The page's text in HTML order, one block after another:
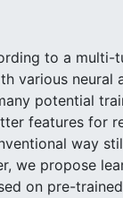
to a multi-
various neural
potential
features for
way
we propose
on pre-